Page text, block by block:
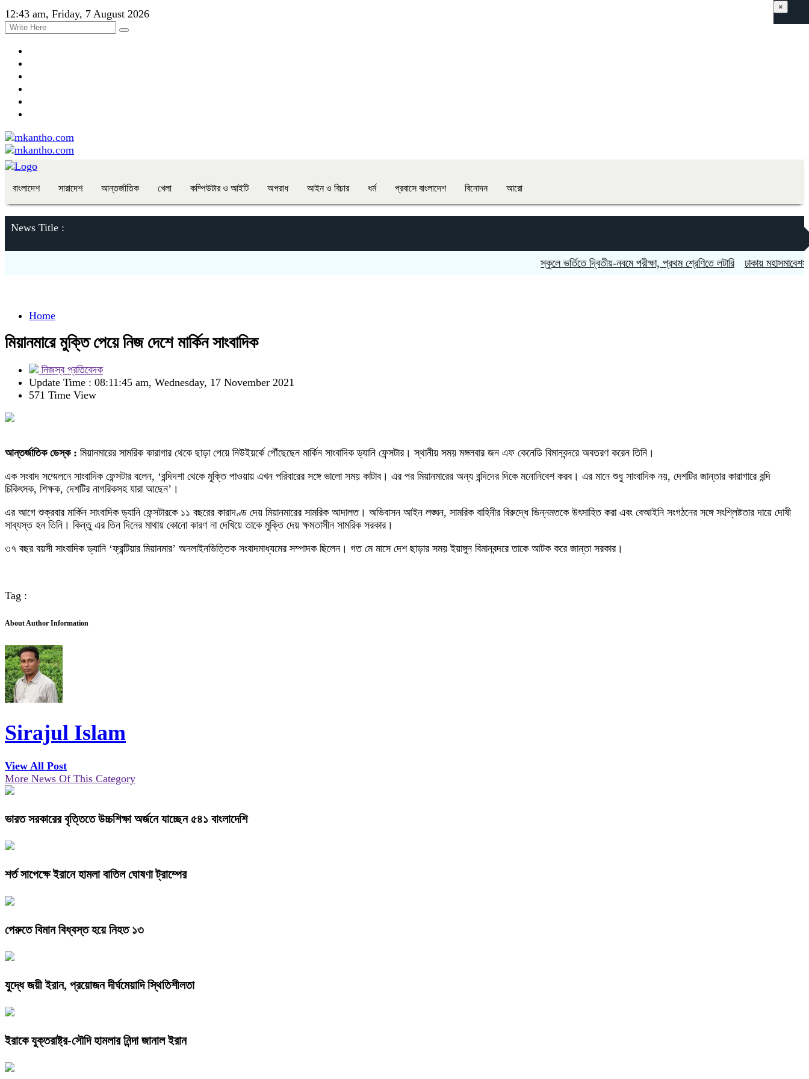
12:43 am, Friday, 7 August 2026
বাংলাদেশ সারাদেশ আন্তর্জাতিক খেলা কম্পিউটার ও আইটি অপরাধ আইন ও বিচার ধর্ম প্রবাসে বাংলাদেশ বিনোদন আরো
News Title :
স্কুলে ভর্তিতে দ্বিতীয়-নবমে পরীক্ষা, প্রথম শ্রেণিতে লটারি ঢাকায় মহাসমাবেশসহ চার
×
Home
মিয়ানমারে মুক্তি পেয়ে নিজ দেশে মার্কিন সাংবাদিক
নিজস্ব প্রতিবেদক
Update Time : 08:11:45 am, Wednesday, 17 November 2021
571 Time View
আন্তর্জাতিক ডেস্ক : মিয়ানমারের সামরিক কারাগার থেকে ছাড়া পেয়ে নিউইয়র্কে পৌঁছেছেন মার্কিন সাংবাদিক ড্যানি ফেন্সটার। স্থানীয় সময় মঙ্গলবার জন এফ কেনেডি বিমানবন্দরে অবতরণ করেন তিনি।
এক সংবাদ সম্মেলনে সাংবাদিক ফেন্সটার বলেন, ‘বন্দিদশা থেকে মুক্তি পাওয়ায় এখন পরিবারের সঙ্গে ভালো সময় কাটাব। এর পর মিয়ানমারের অন্য বন্দিদের দিকে মনোনিবেশ করব। এর মানে শুধু সাংবাদিক নয়, দেশটির জান্তার কারাগারে বন্দি
চিকিৎসক, শিক্ষক, দেশটির নাগরিকসহ যারা আছেন’।
এর আগে শুক্রবার মার্কিন সাংবাদিক ড্যানি ফেন্সটারকে ১১ বছরের কারাদণ্ড দেয় মিয়ানমারের সামরিক আদালত। অভিবাসন আইন লঙ্ঘন, সামরিক বাহিনীর বিরুদ্ধে ভিন্নমতকে উৎসাহিত করা এবং বেআইনি সংগঠনের সঙ্গে সংশ্লিষ্টতার দায়ে দোষী
সাব্যস্ত হন তিনি। কিন্তু এর তিন দিনের মাথায় কোনো কারণ না দেখিয়ে তাকে মুক্তি দেয় ক্ষমতাসীন সামরিক সরকার।
৩৭ বছর বয়সী সাংবাদিক ড্যানি ‘ফ্রন্টিয়ার মিয়ানমার’ অনলাইনভিত্তিক সংবাদমাধ্যমের সম্পাদক ছিলেন। গত মে মাসে দেশ ছাড়ার সময় ইয়াঙ্গুন বিমানবন্দরে তাকে আটক করে জান্তা সরকার।
Tag :
About Author Information
Sirajul Islam
View All Post
More News Of This Category
ভারত সরকারের বৃত্তিতে উচ্চশিক্ষা অর্জনে যাচ্ছেন ৫৪১ বাংলাদেশি
শর্ত সাপেক্ষে ইরানে হামলা বাতিল ঘোষণা ট্রাম্পের
পেরুতে বিমান বিধ্বস্ত হয়ে নিহত ১৩
যুদ্ধে জয়ী ইরান, প্রয়োজন দীর্ঘমেয়াদি স্থিতিশীলতা
ইরাকে যুক্তরাষ্ট্র-সৌদি হামলার নিন্দা জানাল ইরান